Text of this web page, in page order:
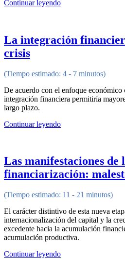
Continuar leyendo
La integración
crisis
(Tiempo estimado: 4 - 7 minutos)
De acuerdo con el enfoque
integración financiera permitiría
largo plazo.
Continuar leyendo
Las manifestaciones de
financiarización:
(Tiempo estimado: 11 - 21 minutos)
El carácter distintivo de esta nueva
internacionalización del capital y la
excedente hacia la acumulación
acumulación productiva.
Continuar leyendo